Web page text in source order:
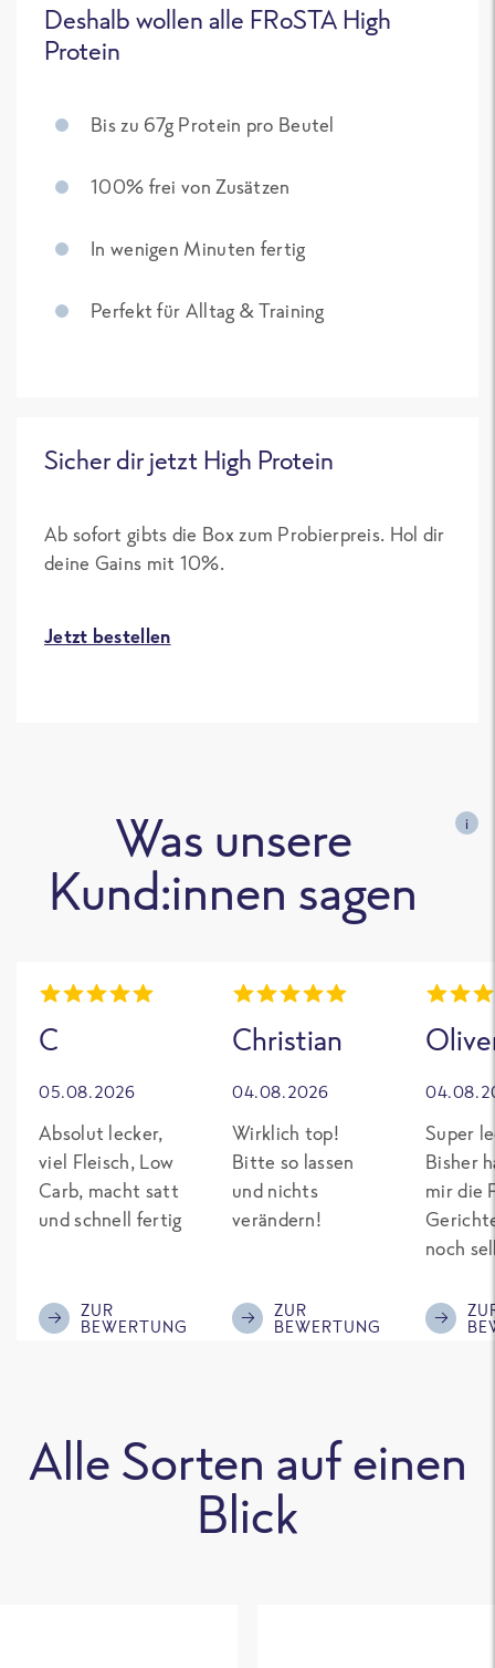
Deshalb wollen alle FRoSTA High
Protein
Bis zu 67g Protein pro Beutel
100% frei von Zusätzen
In wenigen Minuten fertig
Perfekt für Alltag & Training
Sicher dir jetzt High Protein
Ab sofort gibts die Box zum Probierpreis. Hol dir
deine Gains mit 10%.
Jetzt bestellen
Was unsere
Kund:innen sagen
i
C
05.08.2026
Absolut lecker,
viel Fleisch, Low
Carb, macht satt
und schnell fertig
ZUR
BEWERTUNG
Christian
04.08.2026
Wirklich top!
Bitte so lassen
und nichts
verändern!
ZUR
BEWERTUNG
Super
Bisher
mir die
noch
Eiweiß.
was
Alle Sorten auf einen
Blick